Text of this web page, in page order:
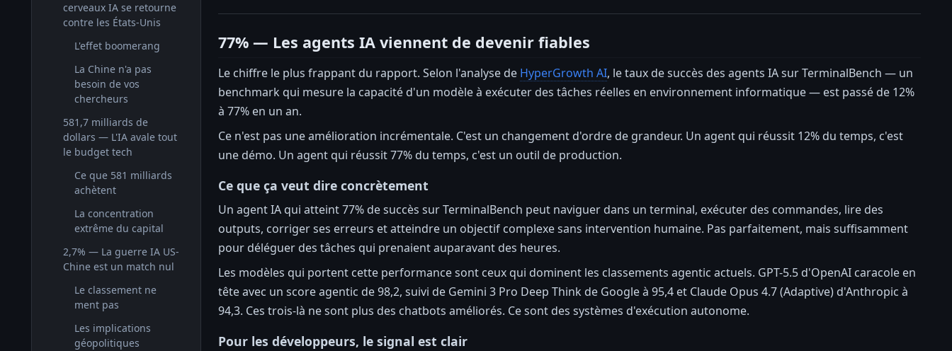
cerveaux IA se retourne
contre les États-Unis
L'effet boomerang
La Chine n'a pas
besoin de vos
chercheurs
581,7 milliards de
dollars — L'IA avale tout
le budget tech
Ce que 581 milliards
achètent
La concentration
extrême du capital
2,7% — La guerre IA US-
Chine est un match nul
Le classement ne
ment pas
Les implications
géopolitiques
77% — Les agents IA viennent de devenir fiables
Le chiffre le plus frappant du rapport. Selon l'analyse de HyperGrowth AI, le taux de succès des agents IA sur TerminalBench — un
benchmark qui mesure la capacité d'un modèle à exécuter des tâches réelles en environnement informatique — est passé de 12%
à 77% en un an.
Ce n'est pas une amélioration incrémentale. C'est un changement d'ordre de grandeur. Un agent qui réussit 12% du temps, c'est
une démo. Un agent qui réussit 77% du temps, c'est un outil de production.
Ce que ça veut dire concrètement
Un agent IA qui atteint 77% de succès sur TerminalBench peut naviguer dans un terminal, exécuter des commandes, lire des
outputs, corriger ses erreurs et atteindre un objectif complexe sans intervention humaine. Pas parfaitement, mais suffisamment
pour déléguer des tâches qui prenaient auparavant des heures.
Les modèles qui portent cette performance sont ceux qui dominent les classements agentic actuels. GPT-5.5 d'OpenAI caracole en
tête avec un score agentic de 98,2, suivi de Gemini 3 Pro Deep Think de Google à 95,4 et Claude Opus 4.7 (Adaptive) d'Anthropic à
94,3. Ces trois-là ne sont plus des chatbots améliorés. Ce sont des systèmes d'exécution autonome.
Pour les développeurs, le signal est clair